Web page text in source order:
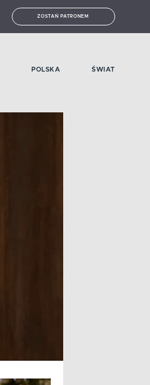
ZOSTAŃ PATRONEM
POLSKA ŚWIAT